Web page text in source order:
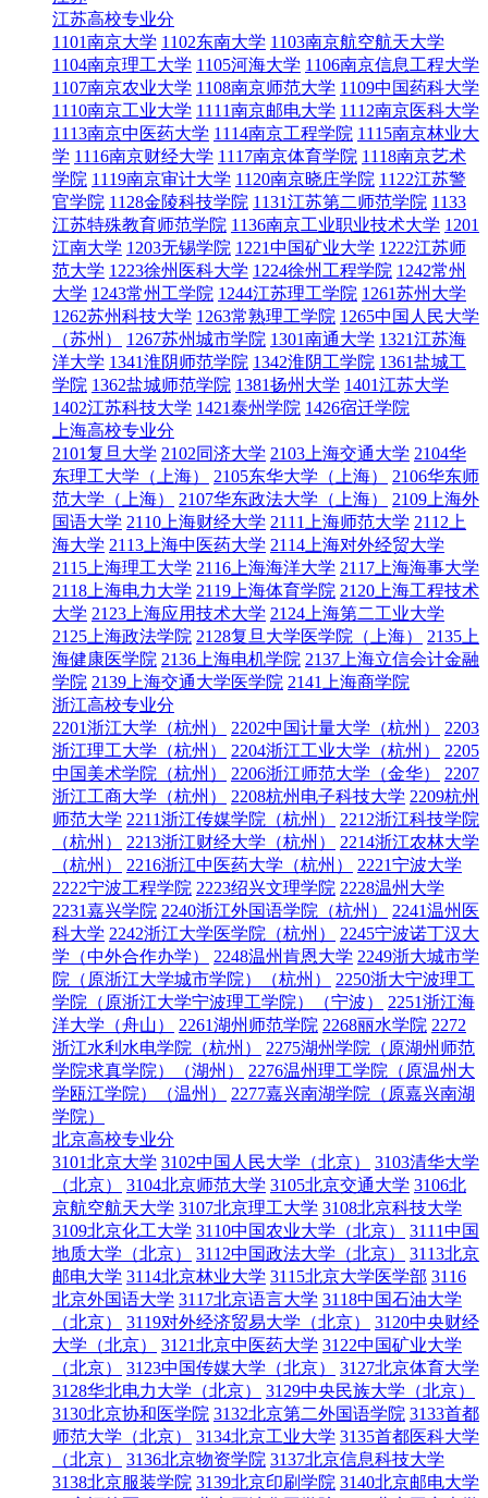
江苏高校专业分
1101南京大学 1102东南大学 1103南京航空航天大学
1104南京理工大学 1105河海大学 1106南京信息工程大学
1107南京农业大学 1108南京师范大学 1109中国药科大学
1110南京工业大学 1111南京邮电大学 1112南京医科大学
1113南京中医药大学 1114南京工程学院 1115南京林业大
学 1116南京财经大学 1117南京体育学院 1118南京艺术
学院 1119南京审计大学 1120南京晓庄学院 1122江苏警
官学院 1128金陵科技学院 1131江苏第二师范学院 1133
江苏特殊教育师范学院 1136南京工业职业技术大学 1201
江南大学 1203无锡学院 1221中国矿业大学 1222江苏师
范大学 1223徐州医科大学 1224徐州工程学院 1242常州
大学 1243常州工学院 1244江苏理工学院 1261苏州大学
1262苏州科技大学 1263常熟理工学院 1265中国人民大学
（苏州）
1267苏州城市学院 1301南通大学 1321江苏海
洋大学 1341淮阴师范学院 1342淮阴工学院 1361盐城工
学院 1362盐城师范学院 1381扬州大学 1401江苏大学
1402江苏科技大学 1421泰州学院 1426宿迁学院
上海高校专业分
2101复旦大学 2102同济大学 2103上海交通大学 2104华
东理工大学（上海）
2105东华大学（上海）
2106华东师
范大学（上海）
2107华东政法大学（上海）
2109上海外
国语大学 2110上海财经大学 2111上海师范大学 2112上
海大学 2113上海中医药大学 2114上海对外经贸大学
2115上海理工大学 2116上海海洋大学 2117上海海事大学
2118上海电力大学 2119上海体育学院 2120上海工程技术
大学 2123上海应用技术大学 2124上海第二工业大学
2125上海政法学院 2128复旦大学医学院（上海）
2135上
海健康医学院 2136上海电机学院 2137上海立信会计金融
学院 2139上海交通大学医学院 2141上海商学院
浙江高校专业分
2201浙江大学（杭州）
2202中国计量大学（杭州）
2203
浙江理工大学（杭州）
2204浙江工业大学（杭州）
2205
中国美术学院（杭州）
2206浙江师范大学（金华）
2207
浙江工商大学（杭州）
2208杭州电子科技大学 2209杭州
师范大学 2211浙江传媒学院（杭州）
2212浙江科技学院
（杭州）
2213浙江财经大学（杭州）
2214浙江农林大学
（杭州）
2216浙江中医药大学（杭州）
2221宁波大学
2222宁波工程学院 2223绍兴文理学院 2228温州大学
2231嘉兴学院 2240浙江外国语学院（杭州）
2241温州医
科大学 2242浙江大学医学院（杭州）
2245宁波诺丁汉大
学（中外合作办学）
2248温州肯恩大学 2249浙大城市学
院（原浙江大学城市学院）（杭州）
2250浙大宁波理工
学院（原浙江大学宁波理工学院）（宁波）
2251浙江海
洋大学（舟山）
2261湖州师范学院 2268丽水学院 2272
浙江水利水电学院（杭州）
2275湖州学院（原湖州师范
学院求真学院）（湖州）
2276温州理工学院（原温州大
学瓯江学院）（温州）
2277嘉兴南湖学院（原嘉兴南湖
学院）
北京高校专业分
3101北京大学 3102中国人民大学（北京）
3103清华大学
（北京）
3104北京师范大学 3105北京交通大学 3106北
京航空航天大学 3107北京理工大学 3108北京科技大学
3109北京化工大学 3110中国农业大学（北京）
3111中国
地质大学（北京）
3112中国政法大学（北京）
3113北京
邮电大学 3114北京林业大学 3115北京大学医学部 3116
北京外国语大学 3117北京语言大学 3118中国石油大学
（北京）
3119对外经济贸易大学（北京）
3120中央财经
大学（北京）
3121北京中医药大学 3122中国矿业大学
（北京）
3123中国传媒大学（北京）
3127北京体育大学
3128华北电力大学（北京）
3129中央民族大学（北京）
3130北京协和医学院 3132北京第二外国语学院 3133首都
师范大学（北京）
3134北京工业大学 3135首都医科大学
（北京）
3136北京物资学院 3137北京信息科技大学
3138北京服装学院 3139北京印刷学院 3140北京邮电大学